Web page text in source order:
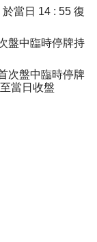
當日 14 : 55 復
盤中臨時停牌持
次盤中臨時停牌
當日收盤